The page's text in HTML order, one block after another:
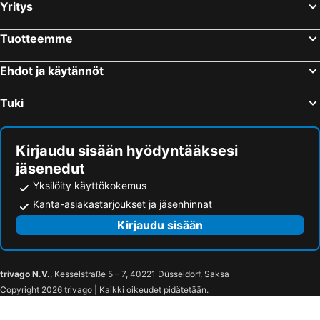
Port-Vendres, bed and breakfasts
Maureillas-las-Illas, bed and breakfasts
Baho, bed and breakfasts
Valle de Bas, bed and breakfasts
Bages, bed and breakfasts
Saint-Cyprien, bed and breakfasts
Yritys
Tuotteemme
Ehdot ja käytännöt
Tuki
Kirjaudu sisään hyödyntääksesi
jäsenedut
Yksilöity käyttökokemus
Kanta-asiakastarjoukset ja jäsenhinnat
Kirjaudu sisään
trivago N.V., Kesselstraße 5 – 7, 40221 Düsseldorf, Saksa
Copyright 2026 trivago | Kaikki oikeudet pidätetään.